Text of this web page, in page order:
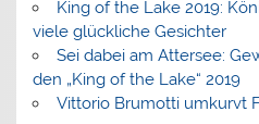
King of the Lake 2019:
viele glückliche Gesichter
Sei dabei am Attersee:
den „King of the Lake“ 2019
Vittorio Brumotti umkurvt